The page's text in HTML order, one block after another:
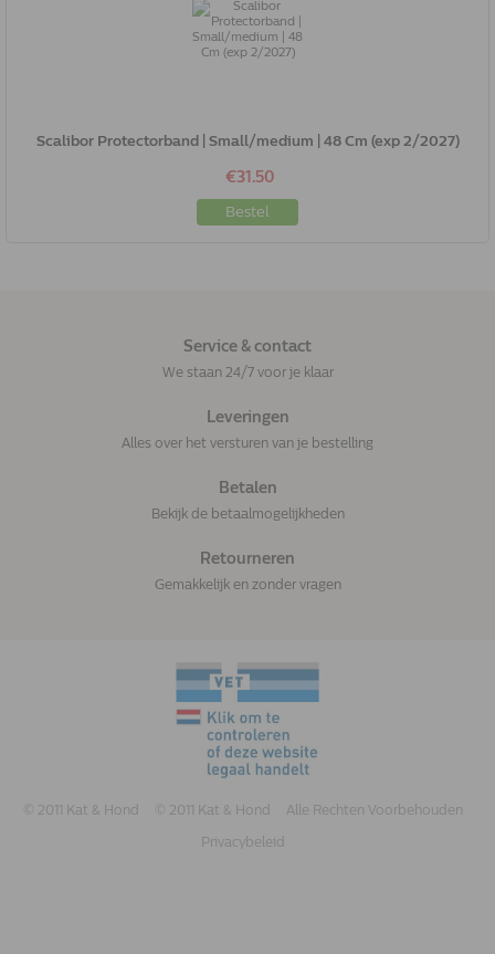
Scalibor Protectorband | Small/medium | 48 Cm (exp 2/2027)
€31.50
Bestel
Service & contact
We staan 24/7 voor je klaar
Leveringen
Alles over het versturen van je bestelling
Betalen
Bekijk de betaalmogelijkheden
Retourneren
Gemakkelijk en zonder vragen
© 2011 Kat & Hond © 2011 Kat & Hond Alle Rechten Voorbehouden
Privacybeleid